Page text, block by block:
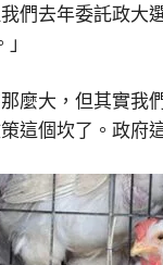
們去年委託政
麼大，但其實
這個坎了。政府